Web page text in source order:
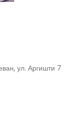
ул. Аргишти 7